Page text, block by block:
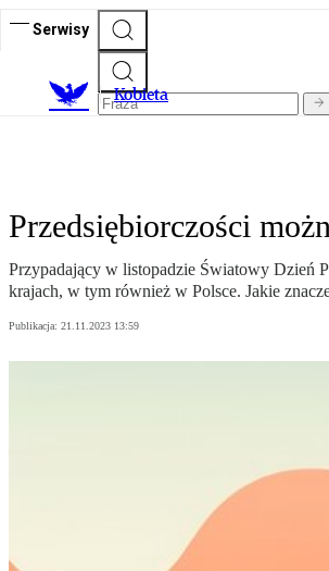
Serwisy
Kobieta
Przedsiębiorczości
Przypadający w listopadzie Światowy Dzień
krajach, w tym również w Polsce. Jakie
Publikacja: 21.11.2023 13:59